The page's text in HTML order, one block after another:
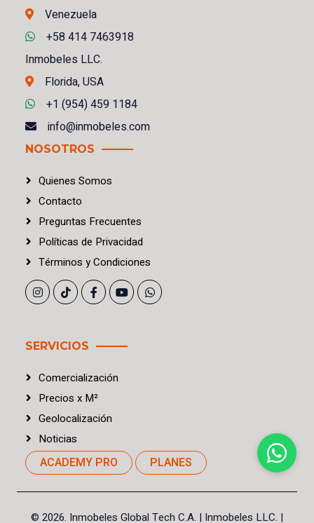
Venezuela
+58 414 7463918
Inmobeles LLC.
Florida, USA
+1 (954) 459 1184
info@inmobeles.com
NOSOTROS
Quienes Somos
Contacto
Preguntas Frecuentes
Políticas de Privacidad
Términos yCondiciones
SERVICIOS
Comercialización
Precios x M²
Geolocalización
Noticias
ACADEMY PRO PLANES
© 2026. Inmobeles Global Tech C.A. | Inmobeles LLC. |